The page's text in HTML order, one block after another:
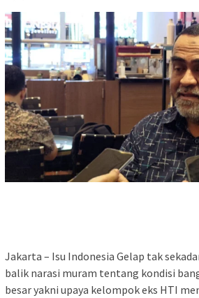
Jakarta – Isu Indonesia Gelap tak
balik narasi muram tentang kondisi
besar yakni upaya kelompok eks HTI